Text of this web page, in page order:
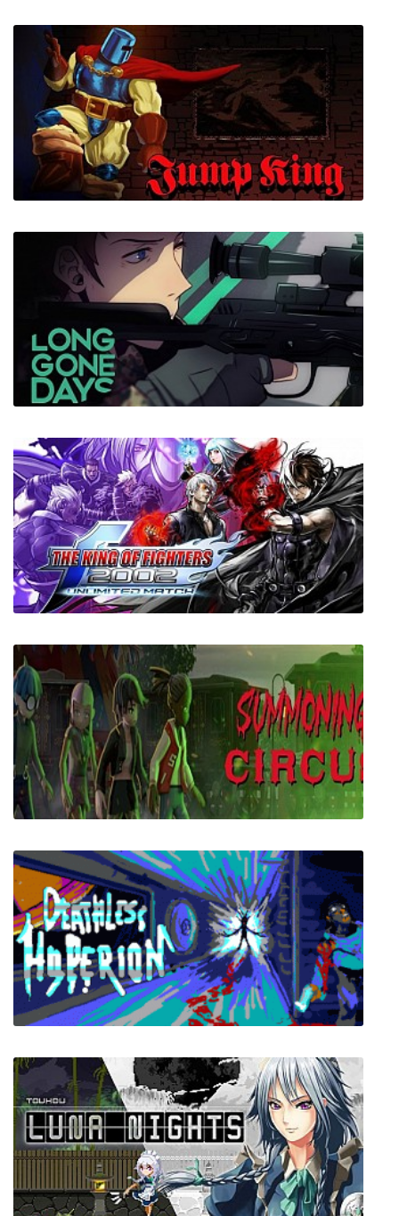
Voidship The Long Journey
Jump King
Long Gone Days
The King of Fighters 2002: Unlimited Match
Summoning Circus
Deathless Hyperion